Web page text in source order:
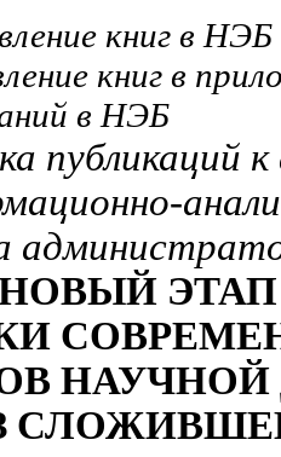
книг в
книг в
в НЭБ
публикаций
НОВЫЙ